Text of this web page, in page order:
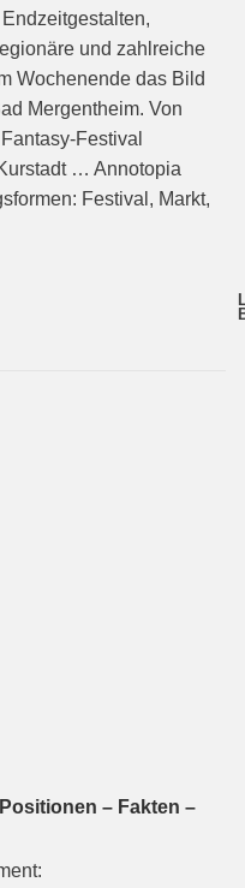
und zahlreiche
Wochenende das Bild
Mergentheim. Von
Festival
… Annotopia
Festival, Markt,
– Fakten –